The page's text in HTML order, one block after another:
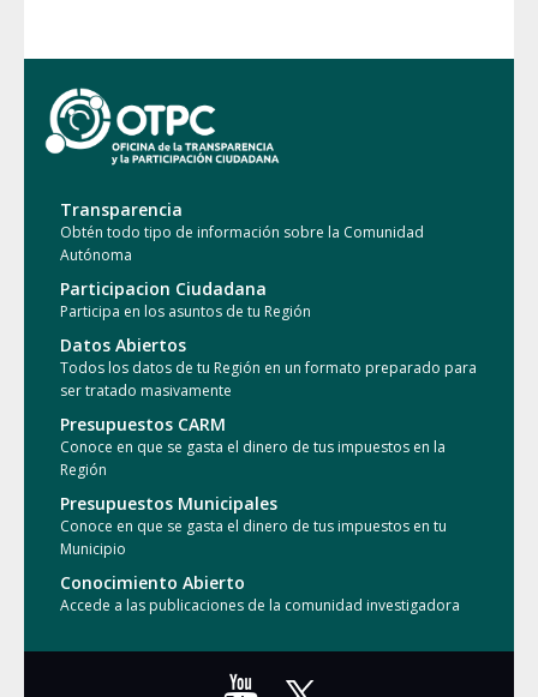
Transparencia
Obtén todo tipo de información sobre la Comunidad
Autónoma
Participacion Ciudadana
Participa en los asuntos de tu Región
Datos Abiertos
Todos los datos de tu Región en un formato preparado para
ser tratado masivamente
Presupuestos CARM
Conoce en que se gasta el dinero de tus impuestos en la
Región
Presupuestos Municipales
Conoce en que se gasta el dinero de tus impuestos en tu
Municipio
Conocimiento Abierto
Accede a las publicaciones de la comunidad investigadora